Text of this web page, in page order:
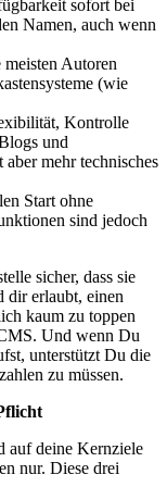
sofort bei
Namen, auch wenn
meisten Autoren
(wie
Kontrolle
und
mehr technisches
Start ohne
sind jedoch
sicher, dass sie
dir erlaubt, einen
kaum zu toppen
Und wenn Du
unterstützt Du die
zu müssen.
auf deine Kernziele
nur. Diese drei